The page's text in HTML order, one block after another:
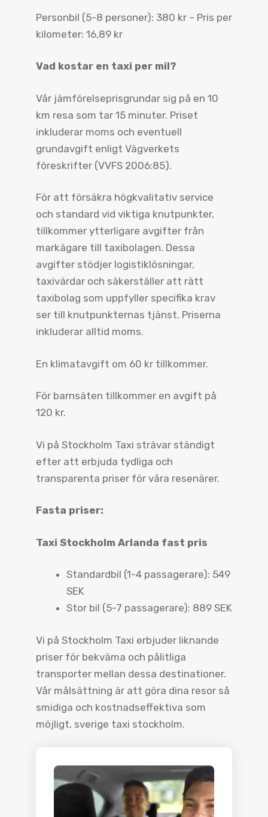
Personbil (5-8 personer): 380 kr – Pris per
kilometer: 16,89 kr
Vad kostar en taxi per mil?
Vår jämförelseprisgrundar sig på en 10
km resa som tar 15 minuter. Priset
inkluderar moms och eventuell
grundavgift enligt Vägverkets
föreskrifter (VVFS 2006:85).
För att försäkra högkvalitativ service
och standard vid viktiga knutpunkter,
tillkommer ytterligare avgifter från
markägare till taxibolagen. Dessa
avgifter stödjer logistiklösningar,
taxivärdar och säkerställer att rätt
taxibolag som uppfyller specifika krav
ser till knutpunkternas tjänst. Priserna
inkluderar alltid moms.
En klimatavgift om 60 kr tillkommer.
För barnsäten tillkommer en avgift på
120 kr.
Vi på Stockholm Taxi strävar ständigt
efter att erbjuda tydliga och
transparenta priser för våra resenärer.
Fasta priser:
Taxi Stockholm Arlanda fast pris
Standardbil (1-4 passagerare): 549
SEK
Stor bil (5-7 passagerare): 889 SEK
Vi på Stockholm Taxi erbjuder liknande
priser för bekväma och pålitliga
transporter mellan dessa destinationer.
Vår målsättning är att göra dina resor så
smidiga och kostnadseffektiva som
möjligt, sverige taxi stockholm.